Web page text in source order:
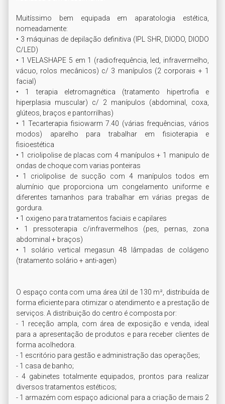
Muitíssimo bem equipada em aparatologia estética,
nomeadamente:
• 3 máquinas de depilação definitiva (IPL SHR, DIODO, DIODO
C/LED)
• 1 VELASHAPE 5 em 1 (radiofrequência, led, infravermelho,
vácuo, rolos mecânicos) c/ 3 manípulos (2 corporais + 1
facial)
• 1 terapia eletromagnética (tratamento hipertrofia e
hiperplasia muscular) c/ 2 manípulos (abdominal, coxa,
glúteos, braços e pantorrilhas)
• 1 Tecarterapia fisiowarm 7.40 (várias frequências, vários
modos) aparelho para trabalhar em fisioterapia e
fisioestética
• 1 criolipolise de placas com 4 manípulos + 1 manipulo de
ondas de choque com varias ponteiras
• 1 criolipolise de sucção com 4 manípulos todos em
alumínio que proporciona um congelamento uniforme e
diferentes tamanhos para trabalhar em várias pregas de
gordura.
• 1 oxigeno para tratamentos faciais e capilares
• 1 pressoterapia c/infravermelhos (pes, pernas, zona
abdominal + braços)
• 1 solário vertical megasun 48 lâmpadas de colágeno
(tratamento solário + anti-agen)
O espaço conta com uma área útil de 130 m², distribuída de
forma eficiente para otimizar o atendimento e a prestação de
serviços. A distribuição do centro é composta por:
- 1 receção ampla, com área de exposição e venda, ideal
para a apresentação de produtos e para receber clientes de
forma acolhedora.
- 1 escritório para gestão e administração das operações;
- 1 casa de banho;
- 4 gabinetes totalmente equipados, prontos para realizar
diversos tratamentos estéticos;
- 1 armazém com espaço adicional para a criação de mais 2